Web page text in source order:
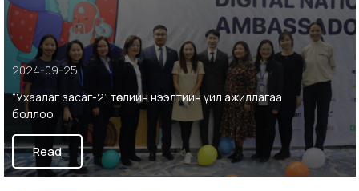
2024-09-25
“Ухаалаг засаг-2” төслийн нээлтийн үйл ажиллагаа
боллоо
Read